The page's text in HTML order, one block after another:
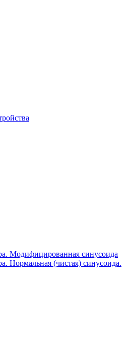
Модифицированная синусоида
Нормальная (чистая) синусоида.